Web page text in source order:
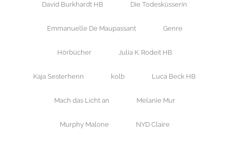
David Burkhardt HB Die Todesküsserin
Emmanuelle De Maupassant Genre
Hörbücher Julia K. Rodeit HB
Kaja Sesterhenn kolb Luca Beck HB
Mach das Licht an Melanie Mur
Murphy Malone NYD Claire